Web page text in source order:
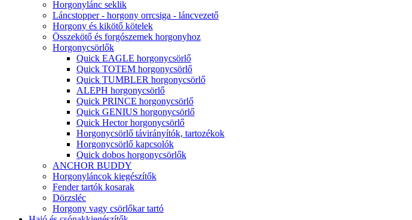
Horgonylánc seklik
Láncstopper - horgony orrcsiga - láncvezető
Horgony és kikötő kötelek
Összekötő és forgószemek horgonyhoz
Horgonycsörlők
Quick EAGLE horgonycsörlő
Quick TOTEM horgonycsörlő
Quick TUMBLER horgonycsörlő
ALEPH horgonycsörlő
Quick PRINCE horgonycsörlő
Quick GENIUS horgonycsörlő
Quick Hector horgonycsörlő
Horgonycsörlő távirányítók, tartozékok
Horgonycsörlő kapcsolók
Quick dobos horgonycsörlők
ANCHOR BUDDY
Horgonyláncok kiegészítők
Fender tartók kosarak
Dörzsléc
Horgony vagy csörlőkar tartó